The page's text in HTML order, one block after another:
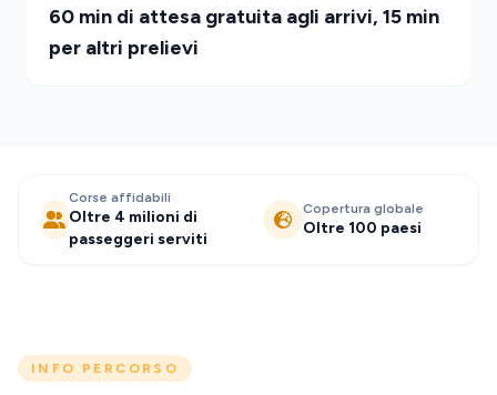
60 min di attesa gratuita agli arrivi, 15 min
per altri prelievi
Corse affidabili
Oltre 4 milioni di
passeggeri serviti
Copertura globale
Oltre 100 paesi
INFO PERCORSO